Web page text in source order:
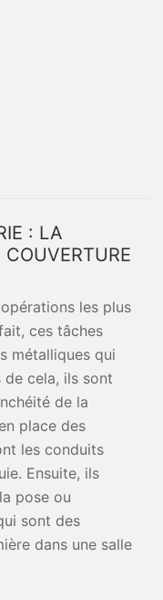
: LA
COUVERTURE
les plus
ces tâches
métalliques qui
cela, ils sont
de la
place des
les conduits
Ensuite, ils
pose ou
sont des
dans une salle